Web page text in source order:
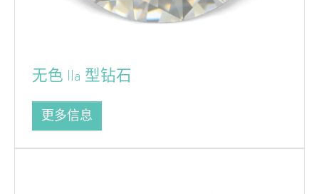
无色 IIa 型钻石
更多信息